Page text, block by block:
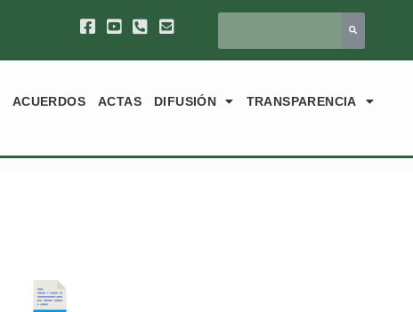
ACUERDOS ACTAS DIFUSIÓN TRANSPARENCIA